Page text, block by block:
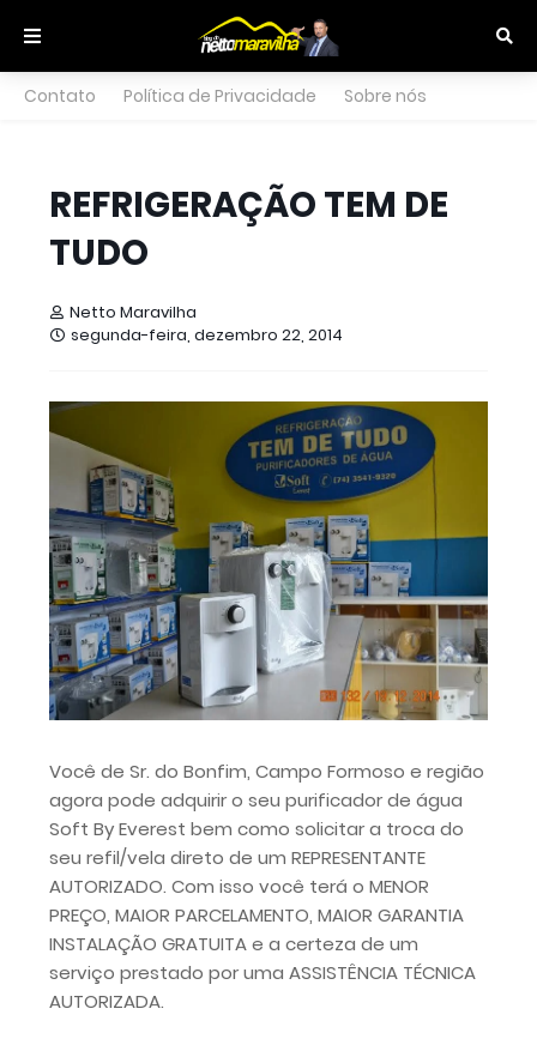
Contato Política de Privacidade Sobre nós
REFRIGERAÇÃO TEM DE
TUDO
Netto Maravilha
segunda-feira, dezembro 22, 2014
Você de Sr. do Bonfim, Campo Formoso e região
agora pode adquirir o seu purificador de água
Soft By Everest bem como solicitar a troca do
seu refil/vela direto de um REPRESENTANTE
AUTORIZADO. Com isso você terá o MENOR
PREÇO, MAIOR PARCELAMENTO, MAIOR GARANTIA
INSTALAÇÃO GRATUITA e a certeza de um
serviço prestado por uma ASSISTÊNCIA TÉCNICA
AUTORIZADA.